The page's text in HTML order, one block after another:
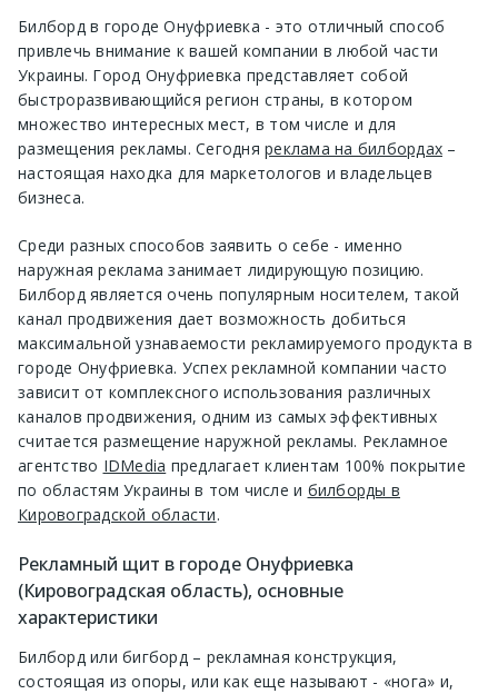
Билборд в городе Онуфриевка - это отличный способ
привлечь внимание к вашей компании в любой части
Украины. Город Онуфриевка представляет собой
быстроразвивающийся регион страны, в котором
множество интересных мест, в том числе и для
размещения рекламы. Сегодня реклама на билбордах –
настоящая находка для маркетологов и владельцев
бизнеса.
Среди разных способов заявить о себе - именно
наружная реклама занимает лидирующую позицию.
Билборд является очень популярным носителем, такой
канал продвижения дает возможность добиться
максимальной узнаваемости рекламируемого продукта в
городе Онуфриевка. Успех рекламной компании часто
зависит от комплексного использования различных
каналов продвижения, одним из самых эффективных
считается размещение наружной рекламы. Рекламное
агентство IDMedia предлагает клиентам 100% покрытие
по областям Украины в том числе и билборды в
Кировоградской области.
Рекламный щит в городе Онуфриевка
(Кировоградская область), основные
характеристики
Билборд или бигборд – рекламная конструкция,
состоящая из опоры, или как еще называют - «нога» и,